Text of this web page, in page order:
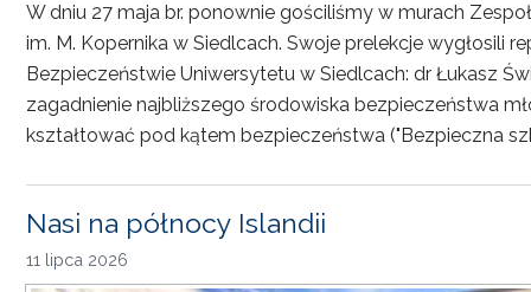
W dniu 27 maja br. ponownie gościliśmy w murach
im. M. Kopernika w Siedlcach. Swoje prelekcje wygłosili
Bezpieczeństwie Uniwersytetu w Siedlcach: dr Łukasz
zagadnienie najbliższego środowiska bezpieczeństwa
kształtować pod kątem bezpieczeństwa ("Bezpieczna
Nasi na północy Islandii
11 lipca 2026